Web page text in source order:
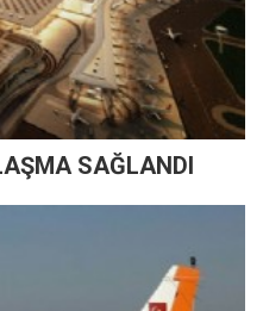
SAĞLANDI